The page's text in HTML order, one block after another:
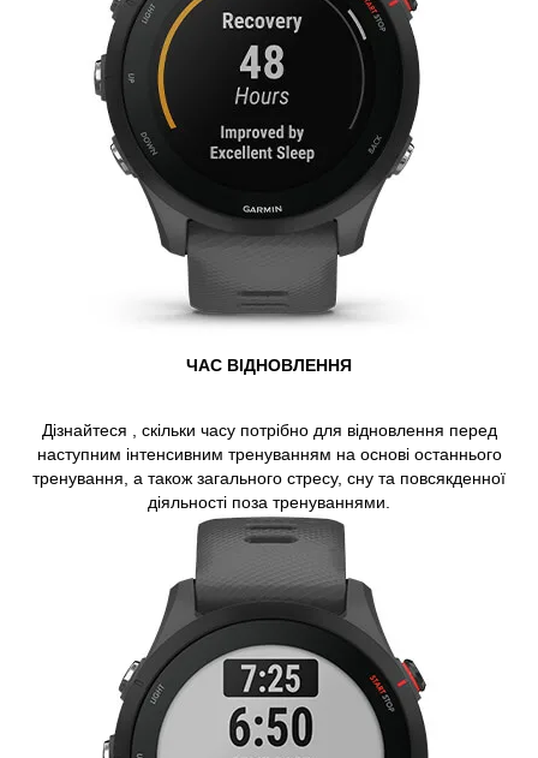
ЧАС ВІДНОВЛЕННЯ
Дізнайтеся , скільки часу потрібно для відновлення перед
наступним інтенсивним тренуванням на основі останнього
тренування, а також загального стресу, сну та повсякденної
діяльності поза тренуваннями.